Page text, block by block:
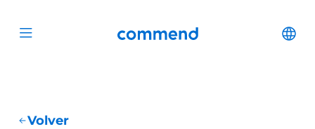
Open menu Commend
Volver